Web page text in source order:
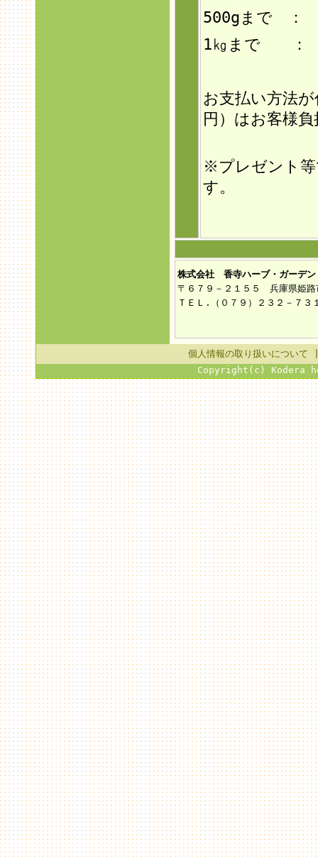
500gまで ：
1㎏まで ：
お支払い方法
円）はお客様
※プレゼント等
す。
株式会社 香寺ハーブ・ガーデン
〒６７９－２１５５ 兵庫県姫路
ＴＥＬ.（０７９）２３２－７
個人情報の取り扱いについて
Copyright(c) Kodera